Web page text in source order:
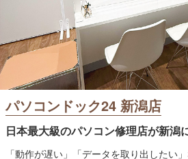
パソコンドック24 新潟店
日本最大級のパソコン修理店が新潟
「動作が遅い」「データを取り出したい